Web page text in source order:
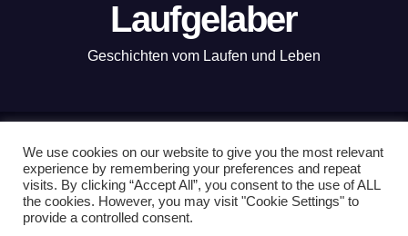
Laufgelaber
Geschichten vom Laufen und Leben
Mit Stolz präsentiert von WordPress
Theme: News Live by
Themeansar.
Nordkap100 Vanlauf Kopenhagen-Tour
We use cookies on our website to give you the most relevant
experience by remembering your preferences and repeat
visits. By clicking “Accept All”, you consent to the use of ALL
the cookies. However, you may visit "Cookie Settings" to
provide a controlled consent.